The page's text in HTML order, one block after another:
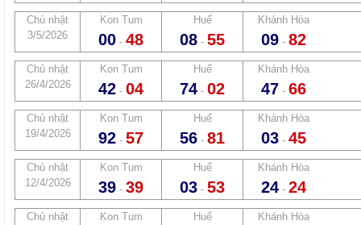
Chủ nhật
3/5/2026
Kon Tum
00 - 48
Huế
08 - 55
Khánh Hòa
09 - 82
Chủ nhật
26/4/2026
Kon Tum
42 - 04
Huế
74 - 02
Khánh Hòa
47 - 66
Chủ nhật
19/4/2026
Kon Tum
92 - 57
Huế
56 - 81
Khánh Hòa
03 - 45
Chủ nhật
12/4/2026
Kon Tum
39 - 39
Huế
03 - 53
Khánh Hòa
24 - 24
Chủ nhật
Kon Tum Huế Khánh Hòa